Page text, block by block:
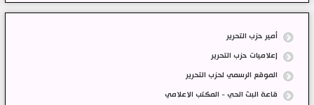
أمير حزب التحرير
إعلاميات حزب التحرير
الموقع الرسمي لحزب التحرير
قاعة البث الحي - المكتب الاعلامي